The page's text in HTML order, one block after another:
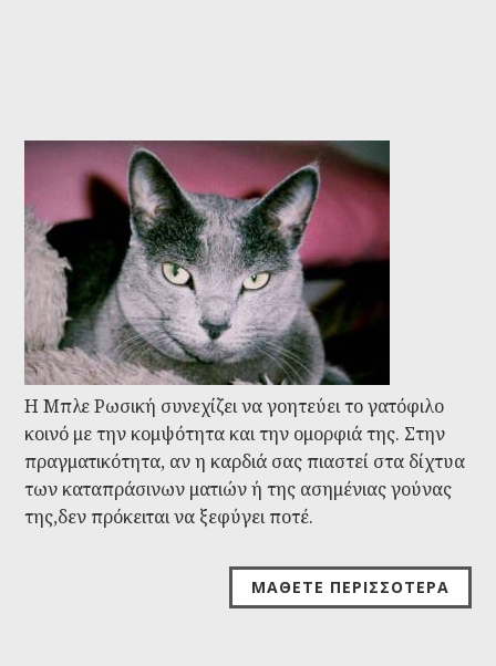
Η Μπλε Ρωσική συνεχίζει να γοητεύει το γατόφιλο
κοινό με την κομψότητα και την ομορφιά της. Στην
πραγματικότητα, αν η καρδιά σας πιαστεί στα δίχτυα
των καταπράσινων ματιών ή της ασημένιας γούνας
της,δεν πρόκειται να ξεφύγει ποτέ.
ΜΆΘΕΤΕ ΠΕΡΙΣΣΌΤΕΡΑ